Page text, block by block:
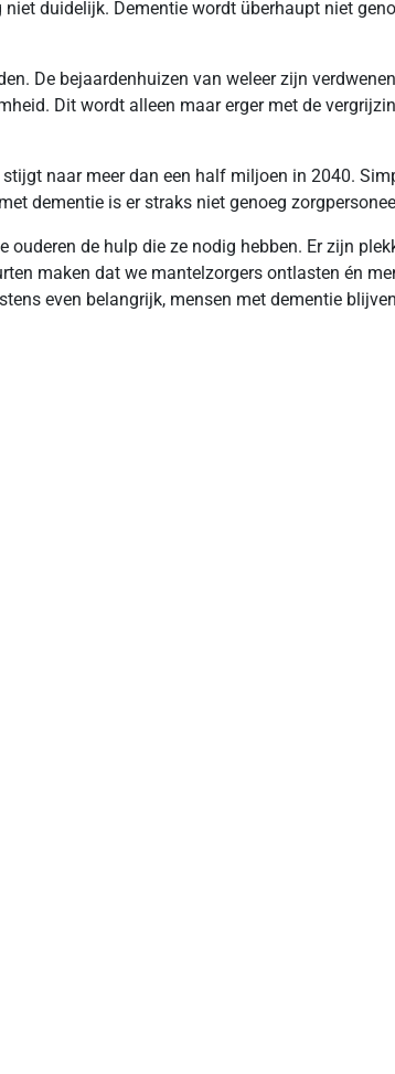
duidelijk. Dementie wordt überhaupt niet
De bejaardenhuizen van weleer zijn
Dit wordt alleen maar erger met de
naar meer dan een half miljoen in 2040.
dementie is er straks niet genoeg
de hulp die ze nodig hebben. Er zijn
maken dat we mantelzorgers ontlasten én
even belangrijk, mensen met dementie